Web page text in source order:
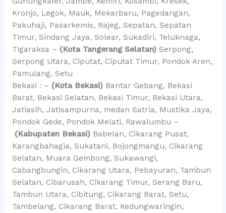
Kronjo, Legok, Mauk, Mekarbaru, Pagedangan,
Pakuhaji, Pasarkemis, Rajeg, Sepatan, Sepatan
Timur, Sindang Jaya, Solear, Sukadiri, Teluknaga,
Tigaraksa – (Kota Tangerang Selatan)Serpong,
Serpong Utara, Ciputat, Ciputat Timur, Pondok Aren,
Pamulang, Setu
Bekasi : – (Kota Bekasi)Bantar Gebang, Bekasi
Barat, Bekasi Selatan, Bekasi Timur, Bekasi Utara,
Jatiasih, Jatisampurna, medan Satria, Mustika Jaya,
Pondok Gede, Pondok Melati, Rawalumbu –
(Kabupaten Bekasi)Babelan, Cikarang Pusat,
Karangbahagia, Sukatani, Bojongmangu, Cikarang
Selatan, Muara Gembong, Sukawangi,
Cabangbungin, Cikarang Utara, Pebayuran, Tambun
Selatan, Cibarusah, Cikarang Timur, Serang Baru,
Tambun Utara, Cibitung, Cikarang Barat, Setu,
Tambelang, Cikarang Barat, Kedungwaringin,